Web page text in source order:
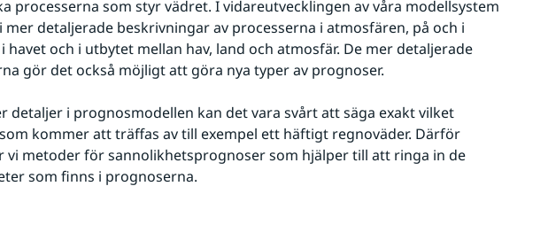
processerna som styr vädret. I vidareutvecklingen av våra modellsystem
mer detaljerade beskrivningar av processerna i atmosfären, på och i
havet och i utbytet mellan hav, land och atmosfär. De mer detaljerade
gör det också möjligt att göra nya typer av prognoser.
detaljer i prognosmodellen kan det vara svårt att säga exakt vilket
kommer att träffas av till exempel ett häftigt regnoväder. Därför
vi metoder för sannolikhetsprognoser som hjälper till att ringa in de
som finns i prognoserna.